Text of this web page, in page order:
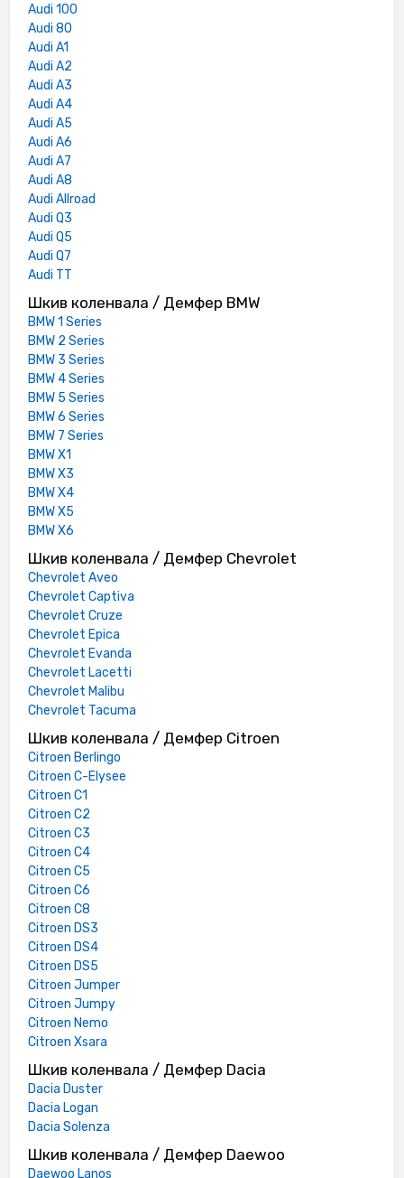
Audi 100
Audi 80
Audi A1
Audi A2
Audi A3
Audi A4
Audi A5
Audi A6
Audi A7
Audi A8
Audi Allroad
Audi Q3
Audi Q5
Audi Q7
Audi TT
Шкив коленвала / Демфер BMW
BMW 1 Series
BMW 2 Series
BMW 3 Series
BMW 4 Series
BMW 5 Series
BMW 6 Series
BMW 7 Series
BMW X1
BMW X3
BMW X4
BMW X5
BMW X6
Шкив коленвала / Демфер Chevrolet
Chevrolet Aveo
Chevrolet Captiva
Chevrolet Cruze
Chevrolet Epica
Chevrolet Evanda
Chevrolet Lacetti
Chevrolet Malibu
Chevrolet Tacuma
Шкив коленвала / Демфер Citroen
Citroen Berlingo
Citroen C-Elysee
Citroen C1
Citroen C2
Citroen C3
Citroen C4
Citroen C5
Citroen C6
Citroen C8
Citroen DS3
Citroen DS4
Citroen DS5
Citroen Jumper
Citroen Jumpy
Citroen Nemo
Citroen Xsara
Шкив коленвала / Демфер Dacia
Dacia Duster
Dacia Logan
Dacia Solenza
Шкив коленвала / Демфер Daewoo
Daewoo Lanos